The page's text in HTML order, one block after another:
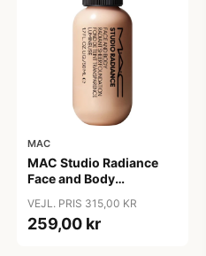
MAC
MAC Studio Radiance
Face and Body
VEJL. PRIS 315,00 KR
259,00 kr